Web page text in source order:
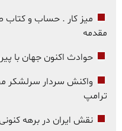
میز کار . حساب و کتاب
مقدمه
حوادث اکنون جهان با
واکنش سردار سرلشکر
ترامپ
نقش ایران در برهه